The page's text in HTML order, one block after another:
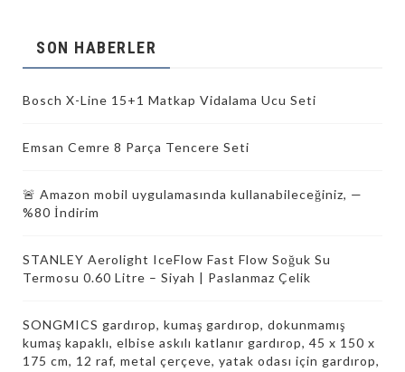
SON HABERLER
Bosch X-Line 15+1 Matkap Vidalama Ucu Seti
Emsan Cemre 8 Parça Tencere Seti
🚨 Amazon mobil uygulamasında kullanabileceğiniz, —
%80 İndirim
STANLEY Aerolight IceFlow Fast Flow Soğuk Su
Termosu 0.60 Litre – Siyah | Paslanmaz Çelik
SONGMICS gardırop, kumaş gardırop, dokunmamış
kumaş kapaklı, elbise askılı katlanır gardırop, 45 x 150 x
175 cm, 12 raf, metal çerçeve, yatak odası için gardırop,